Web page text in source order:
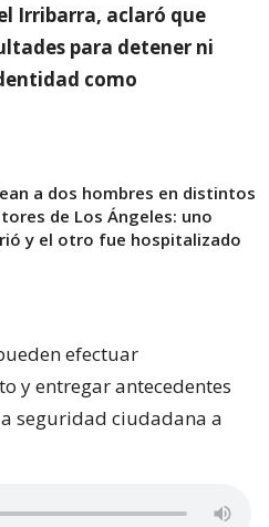
Irribarra, aclaró que
para detener ni
como
a dos hombres en distintos
de Los Ángeles: uno
y el otro fue hospitalizado
efectuar
y entregar antecedentes
seguridad ciudadana a